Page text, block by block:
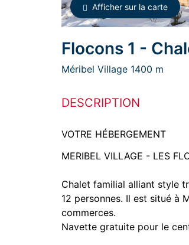
Afficher sur la carte
Flocons 1 -
Méribel Village 1400 m
DESCRIPTION
VOTRE HÉBERGEMENT
MERIBEL VILLAGE - LES
Chalet familial alliant style
12 personnes. Il est situé à
commerces.
Navette gratuite pour le